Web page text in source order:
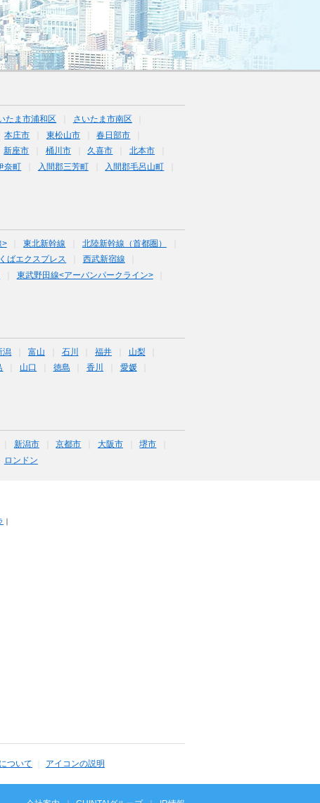
たま市浦和区
さいたま市南区
本庄市 東松山市
春日部市
新座市 桶川市 久喜市
北本市
奈町 入間郡三芳町
入間郡毛呂山町
> 東北新幹線
北陸新幹線（首都圏）
ばエクスプレス
西武新宿線
東武野田線<アーバンパークライン>
潟 富山 石川 福井
山梨
山口 徳島 香川
愛媛
新潟市 京都市 大阪市
堺市
ロンドン
｜
ついて アイコンの説明